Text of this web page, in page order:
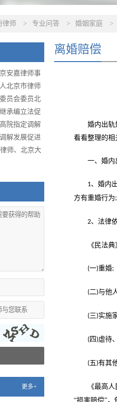
律师 > 专业问答 > 婚姻家庭 >
安嘉律师事
北京市律师
员会委员北
承编立法促
院指定调解
解发展促进
师、北京大
更多+
离婚赔偿
婚内出轨
看看整理的
一、婚内
1、婚内
方有重婚行为;
2、法律
《民法
(一)重婚;
(二)与他
(三)实施
(四 )虐待
(五)有其
《最高
“损害赔偿”